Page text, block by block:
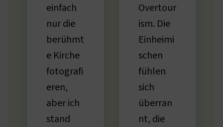
einfach
nur die
berühmt
e Kirche
fotografi
eren,
aber ich
stand
Overtour
ism. Die
Einheimi
schen
fühlen
sich
überran
nt, die